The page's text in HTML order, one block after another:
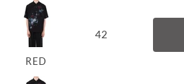
RED
42